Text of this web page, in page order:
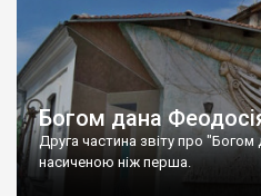
Богом дана
Друга частина звіту про
насиченою ніж перша.